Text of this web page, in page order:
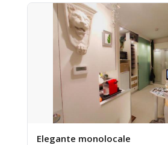
Elegante monolocale